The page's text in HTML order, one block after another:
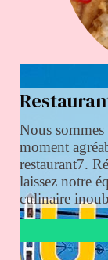
Nous
moment
restaurant7.
laissez notre
culinaire